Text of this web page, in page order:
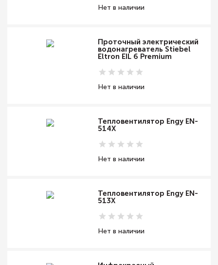
Нет в наличии
Проточный электрический
водонагреватель Stiebel
Eltron EIL 6 Premium
Нет в наличии
Тепловентилятор Engy EN-
514X
Нет в наличии
Тепловентилятор Engy EN-
513X
Нет в наличии